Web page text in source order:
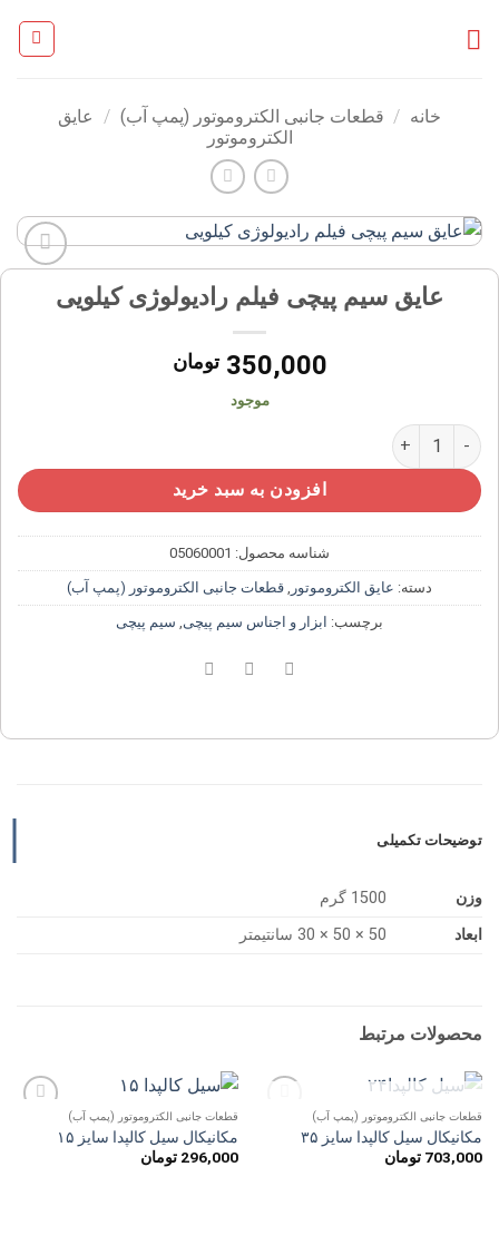
خانه / قطعات جانبی الکتروموتور (پمپ آب) /
عایق
الکتروموتور
بهعایق سیم پیچی فیلم رادیولوژی کیلویی
350,000 تومان
موجود
عایق سیم پیچی فیلم رادیولوژی کیلویی عدد
افزودن به سبد خرید
شناسه محصول: 05060001
دسته: عایق الکتروموتور قطعات جانبی الکتروموتور (پمپ آب)
برچسب: ابزار و اجناس سیم پیچی سیم پیچی
توضیحات تکمیلی
وزن
1500 گرم
ابعاد
50 × 50 × 30 سانتیمتر
محصولات مرتبط
ناموجود
قطعات جانبی الکتروموتور (پمپ آب)
مکانیکال سیل کالپدا سایز ۳۵
703,000 تومان
قطعات جانبی الکتروموتور (پمپ آب)
مکانیکال سیل کالپدا سایز ۱۵
296,000 تومان